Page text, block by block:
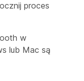
proces
w
lub Mac są